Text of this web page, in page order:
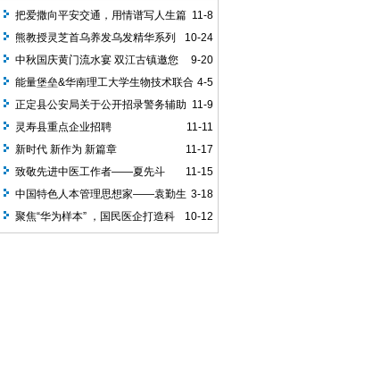
11-8
把爱撒向平安交通，用情谱写人生篇
章——记山东省诸城市交通警察曹云峰10-24
熊教授灵芝首乌养发乌发精华系列
产品发布会在广州举行
9-20
中秋国庆黄门流水宴 双江古镇邀您
来打卡
4-5
能量堡垒&华南理工大学生物技术联合
研究中心挂牌成立，矢志打造全球最大的
NMN原料生产基地！
11-9
正定县公安局关于公开招录警务辅助
人员的公告
11-11
灵寿县重点企业招聘
11-17
新时代 新作为 新篇章
11-15
致敬先进中医工作者——夏先斗
3-18
中国特色人本管理思想家——袁勤生
10-12
聚焦“华为样本” ，国民医企打造科